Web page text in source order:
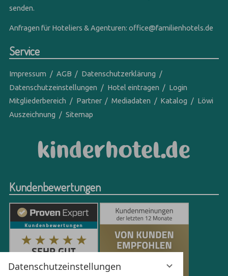
Datenschutzeinstellungen
senden.
Anfragen für Hoteliers & Agenturen:office@familienhotels.de
Service
Impressum AGB
Datenschutzerklärung
Datenschutzeinstellungen
Hotel eintragen
Login
Mitgliederbereich
Partner Mediadaten Katalog
Löwi
Auszeichnung
Sitemap
Kundenbewertungen